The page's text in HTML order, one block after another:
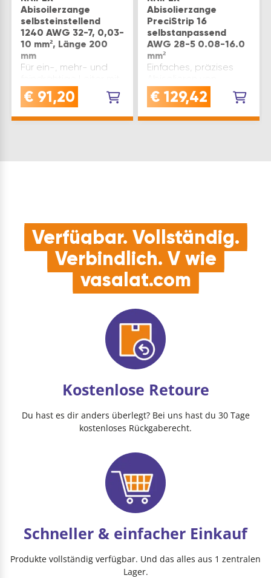
Abisoilerzange
selbsteinstellend
1240 AWG 32-7, 0,03-
10 mm², Länge 200
mm
Für ein-, mehr- und
Kunststoff- oder
Gummiisolation, für
€ 91,20
Abisolierzange
PreciStrip 16
selbstanpassend
AWG 28-5 0.08-16.0
mm²
Einfaches, präzises
feindrähtigen bis
massiven Rundkabeln
€ 129,42
Verfügbar. Vollständig.
Verbindlich. V wie
vasalat.com
Kostenlose Retoure
Du hast es dir anders überlegt? Bei uns hast du 30 Tage
kostenloses Rückgaberecht.
Schneller & einfacher Einkauf
Produkte vollständig verfügbar. Und das alles aus 1 zentralen
Lager.